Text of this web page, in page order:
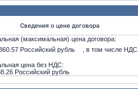
Сведения о цене договора
(максимальная) цена договора:
Российский рубль
, в том числе НДС
цена без НДС:
Российский рубль